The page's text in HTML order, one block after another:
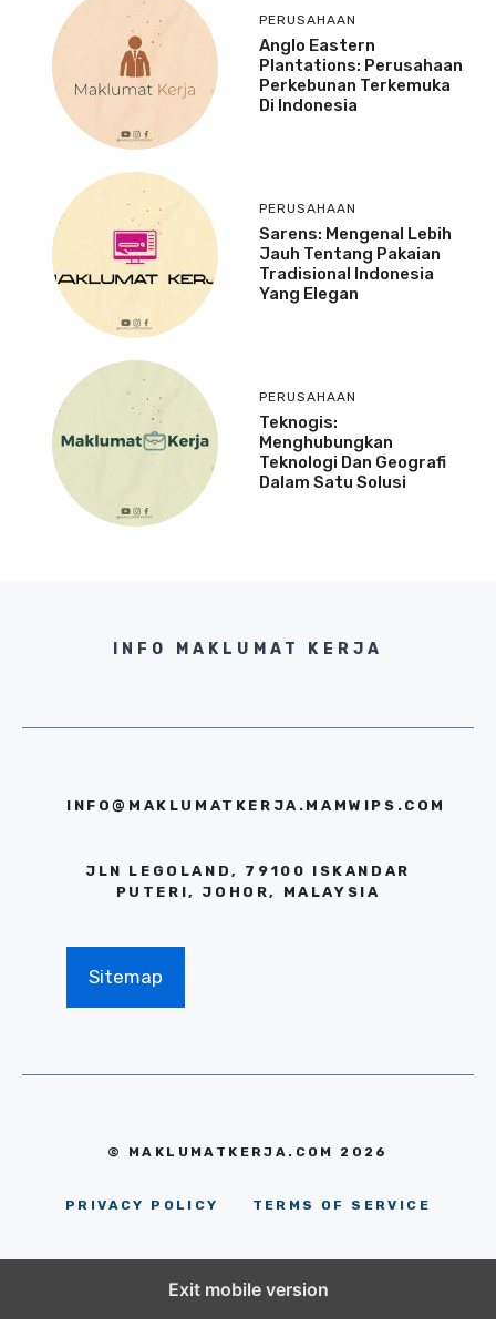
PERUSAHAAN
Anglo Eastern
Plantations: Perusahaan
Perkebunan Terkemuka
Di Indonesia
PERUSAHAAN
Sarens: Mengenal Lebih
Jauh Tentang Pakaian
Tradisional Indonesia
Yang Elegan
PERUSAHAAN
Teknogis:
Menghubungkan
Teknologi Dan Geografi
Dalam Satu Solusi
INFO MAKLUMAT KERJA
INFO@MAKLUMATKERJA.MAMWIPS.COM
JLN LEGOLAND, 79100 ISKANDAR
PUTERI, JOHOR, MALAYSIA
Sitemap
© MAKLUMATKERJA.COM 2026
PRIVACY POLICY TERMS OF SERVICE
Exit mobile version